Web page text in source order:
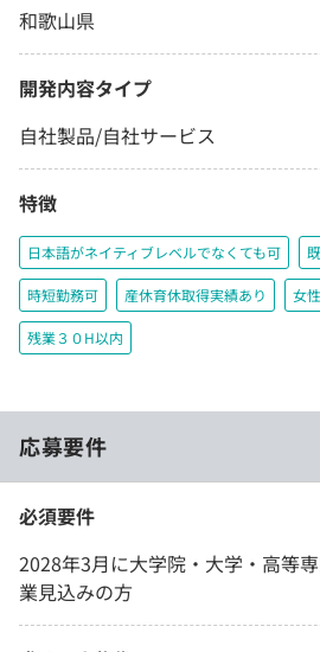
和歌山県
開発内容タイプ
自社製品/自社サービス
特徴
日本語がネイティブレベルでなくても可
時短勤務可 産休育休取得実績あり 女
残業３０H以内
応募要件
必須要件
2028年3月に大学院・大学・高等
業見込みの方